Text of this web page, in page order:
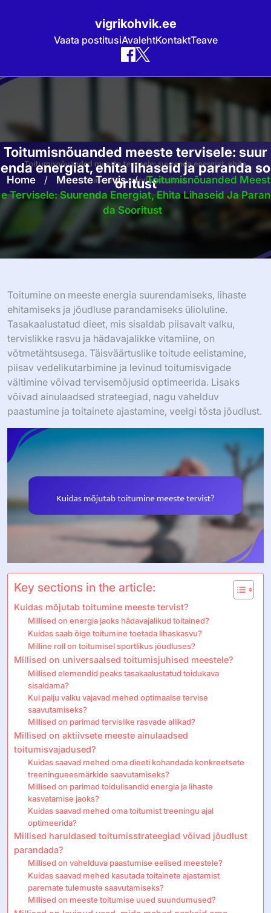
vigrikohvik.ee
Vaata postitusiAvalehtKontaktTeave
Skip
Toitumisnõuanded meeste tervisele: suur
enda energiat, ehita lihaseid ja paranda so
oritust
Home / Meeste Tervis / Toitumisnõuanded Meest
E Tervisele: Suurenda Energiat, Ehita Lihaseid Ja Paran
Da Sooritust
Toitumine on meeste energia suurendamiseks, lihaste
ehitamiseks ja jõudluse parandamiseks ülioluline.
Tasakaalustatud dieet, mis sisaldab piisavalt valku,
tervislikke rasvu ja hädavajalikke vitamiine, on
võtmetähtsusega. Täisväärtuslike toitude eelistamine,
piisav vedelikutarbimine ja levinud toitumisvigade
vältimine võivad tervisemõjusid optimeerida. Lisaks
võivad ainulaadsed strateegiad, nagu vahelduv
paastumine ja toitainete ajastamine, veelgi tõsta jõudlust.
Key sections in the article:
Kuidas mõjutab toitumine meeste tervist?
Millised on energia jaoks hädavajalikud toitained?
Kuidas saab õige toitumine toetada lihaskasvu?
Milline roll on toitumisel sportlikus jõudluses?
Millised on universaalsed toitumisjuhised meestele?
Millised elemendid peaks tasakaalustatud toidukava
sisaldama?
Kui palju valku vajavad mehed optimaalse tervise
saavutamiseks?
Millised on parimad tervislike rasvade allikad?
Millised on aktiivsete meeste ainulaadsed
toitumisvajadused?
Kuidas saavad mehed oma dieeti kohandada konkreetsete
treeningueesmärkide saavutamiseks?
Millised on parimad toidulisandid energia ja lihaste
kasvatamise jaoks?
Kuidas saavad mehed oma toitumist treeningu ajal
optimeerida?
Millised haruldased toitumisstrateegiad võivad jõudlust
parandada?
Millised on vahelduva paastumise eelised meestele?
Kuidas saavad mehed kasutada toitainete ajastamist
paremate tulemuste saavutamiseks?
Millised on meeste toitumise uued suundumused?